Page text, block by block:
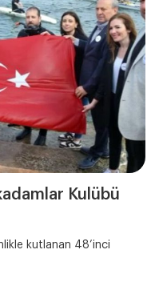
Kulübü
kutlanan 48’inci